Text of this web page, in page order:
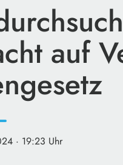
auf
· 19:23 Uhr